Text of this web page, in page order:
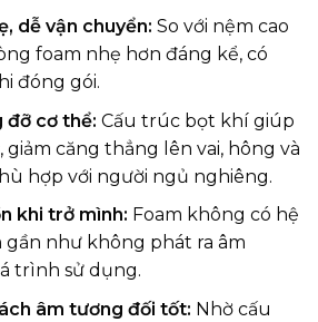
dễ vận chuyển: So với nệm cao
foam nhẹ hơn đáng kể, có
đóng gói.
đỡ cơ thể: Cấu trúc bọt khí giúp
giảm căng thẳng lên vai, hông và
hợp với người ngủ nghiêng.
khi trở mình: Foam không có hệ
như không phát ra âm
trình sử dụng.
âm tương đối tốt: Nhờ cấu